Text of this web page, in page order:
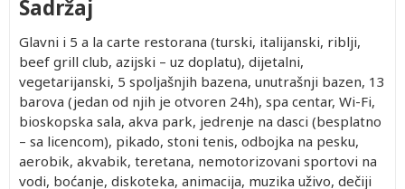
Sadržaj
Glavni i 5 a la carte restorana (turski, italijanski, riblji,
beef grill club, azijski – uz doplatu), dijetalni,
vegetarijanski, 5 spoljašnjih bazena, unutrašnji bazen, 13
barova (jedan od njih je otvoren 24h), spa centar, Wi-Fi,
bioskopska sala, akva park, jedrenje na dasci (besplatno
– sa licencom), pikado, stoni tenis, odbojka na pesku,
aerobik, akvabik, teretana, nemotorizovani sportovi na
vodi, boćanje, diskoteka, animacija, muzika uživo, dečiji